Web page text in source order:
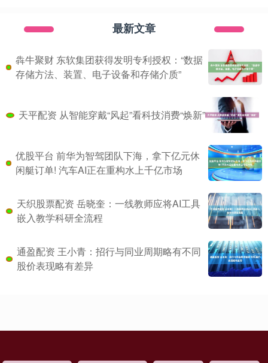
最新文章
犇牛聚财 东软集团获得发明专利授权：“数据
存储方法、装置、电子设备和存储介质”
天平配资 从智能穿戴“风起”看科技消费“焕新”
优股平台 前华为智驾团队下海，拿下亿元休
闲艇订单! 汽车AI正在重构水上千亿市场
天织股票配资 岳晓奎：一线教师应将AI工具
嵌入教学科研全流程
通盈配资 王小青：招行与同业周期略有不同
股价表现略有差异